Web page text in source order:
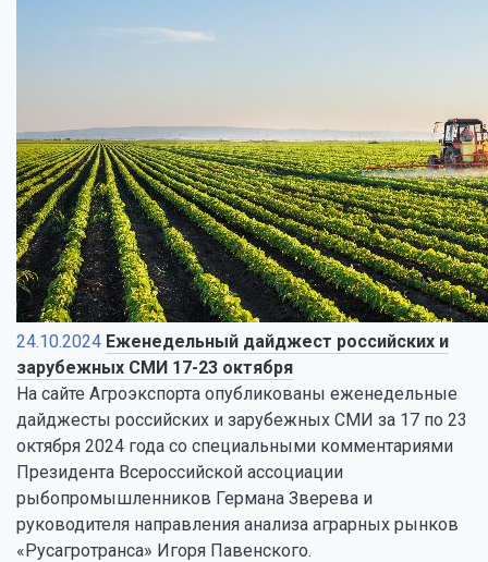
24.10.2024 Еженедельный дайджест российских и
зарубежных СМИ 17-23 октября
На сайте Агроэкспорта опубликованы еженедельные
дайджесты российских и зарубежных СМИ за 17 по 23
октября 2024 года со специальными комментариями
Президента Всероссийской ассоциации
рыбопромышленников Германа Зверева и
руководителя направления анализа аграрных рынков
«Русагротранса» Игоря Павенского.